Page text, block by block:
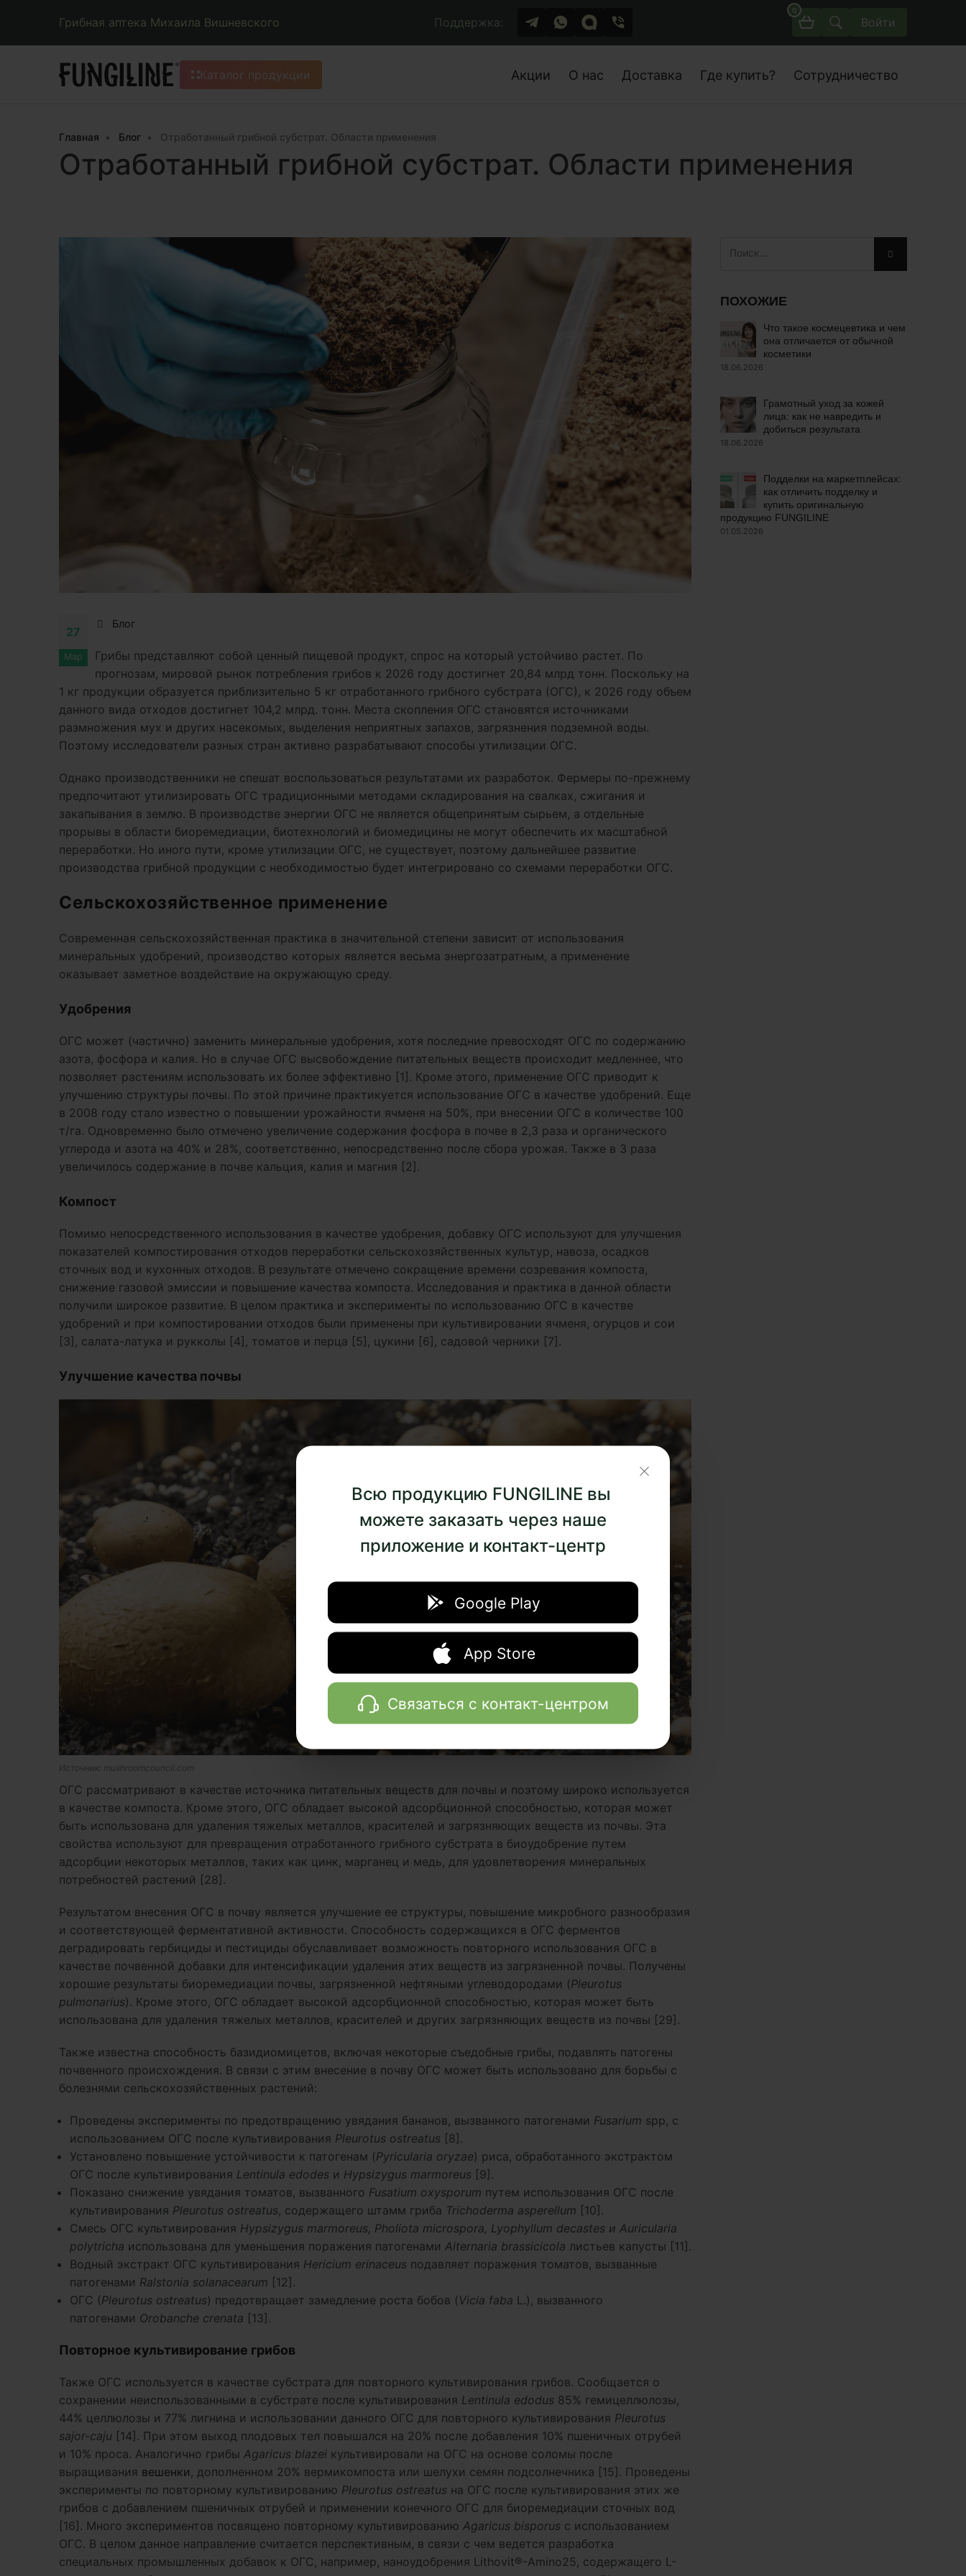
Всю продукцию FUNGILINE вы
можете заказать через наше
приложение и контакт-центр
Google Play
App Store
Связаться с контакт-центром
Грибная аптека Михаила Вишневского Поддержка:
0
Войти
Каталог продукции Акции О нас Доставка Где купить? Сотрудничество
Главная Блог Отработанный грибной субстрат. Области применения
Отработанный грибной субстрат. Области применения
27
Мар
Блог
Грибы представляют собой ценный пищевой продукт, спрос на который устойчиво растет. По
прогнозам, мировой рынок потребления грибов к 2026 году достигнет 20,84 млрд тонн. Поскольку на
1 кг продукции образуется приблизительно 5 кг отработанного грибного субстрата (ОГС), к 2026 году объем
данного вида отходов достигнет 104,2 млрд. тонн. Места скопления ОГС становятся источниками
размножения мух и других насекомых, выделения неприятных запахов, загрязнения подземной воды.
Поэтому исследователи разных стран активно разрабатывают способы утилизации ОГС.
Однако производственники не спешат воспользоваться результатами их разработок. Фермеры по-прежнему
предпочитают утилизировать ОГС традиционными методами складирования на свалках, сжигания и
закапывания в землю. В производстве энергии ОГС не является общепринятым сырьем, а отдельные
прорывы в области биоремедиации, биотехнологий и биомедицины не могут обеспечить их масштабной
переработки. Но иного пути, кроме утилизации ОГС, не существует, поэтому дальнейшее развитие
производства грибной продукции с необходимостью будет интегрировано со схемами переработки ОГС.
Сельскохозяйственное применение
Современная сельскохозяйственная практика в значительной степени зависит от использования
минеральных удобрений, производство которых является весьма энергозатратным, а применение
оказывает заметное воздействие на окружающую среду.
Удобрения
ОГС может (частично) заменить минеральные удобрения, хотя последние превосходят ОГС по содержанию
азота, фосфора и калия. Но в случае ОГС высвобождение питательных веществ происходит медленнее, что
позволяет растениям использовать их более эффективно [1]. Кроме этого, применение ОГС приводит к
улучшению структуры почвы. По этой причине практикуется использование ОГС в качестве удобрений. Еще
в 2008 году стало известно о повышении урожайности ячменя на 50%, при внесении ОГС в количестве 100
т/га. Одновременно было отмечено увеличение содержания фосфора в почве в 2,3 раза и органического
углерода и азота на 40% и 28%, соответственно, непосредственно после сбора урожая. Также в 3 раза
увеличилось содержание в почве кальция, калия и магния [2].
Компост
Помимо непосредственного использования в качестве удобрения, добавку ОГС используют для улучшения
показателей компостирования отходов переработки сельскохозяйственных культур, навоза, осадков
сточных вод и кухонных отходов. В результате отмечено сокращение времени созревания компоста,
снижение газовой эмиссии и повышение качества компоста. Исследования и практика в данной области
получили широкое развитие. В целом практика и эксперименты по использованию ОГС в качестве
удобрений и при компостировании отходов были применены при культивировании ячменя, огурцов и сои
[3], салата-латука и рукколы [4], томатов и перца [5], цукини [6], садовой черники [7].
Улучшение качества почвы
Источник: mushroomcouncil.com
ОГС рассматривают в качестве источника питательных веществ для почвы и поэтому широко используется
в качестве компоста. Кроме этого, ОГС обладает высокой адсорбционной способностью, которая может
быть использована для удаления тяжелых металлов, красителей и загрязняющих веществ из почвы. Эта
свойства используют для превращения отработанного грибного субстрата в биоудобрение путем
адсорбции некоторых металлов, таких как цинк, марганец и медь, для удовлетворения минеральных
потребностей растений [28].
Результатом внесения ОГС в почву является улучшение ее структуры, повышение микробного разнообразия
и соответствующей ферментативной активности. Способность содержащихся в ОГС ферментов
деградировать гербициды и пестициды обуславливает возможность повторного использования ОГС в
качестве почвенной добавки для интенсификации удаления этих веществ из загрязненной почвы. Получены
хорошие результаты биоремедиации почвы, загрязненной нефтяными углеводородами (Pleurotus
pulmonarius). Кроме этого, ОГС обладает высокой адсорбционной способностью, которая может быть
использована для удаления тяжелых металлов, красителей и других загрязняющих веществ из почвы [29].
Также известна способность базидиомицетов, включая некоторые съедобные грибы, подавлять патогены
почвенного происхождения. В связи с этим внесение в почву ОГС может быть использовано для борьбы с
болезнями сельскохозяйственных растений:
Проведены эксперименты по предотвращению увядания бананов, вызванного патогенами Fusarium spp, с
использованием ОГС после культивирования Pleurotus ostreatus [8].
Установлено повышение устойчивости к патогенам (Pyricularia oryzae) риса, обработанного экстрактом
ОГС после культивирования Lentinula edodes и Hypsizygus marmoreus [9].
Показано снижение увядания томатов, вызванного Fusatium oxysporum путем использования ОГС после
культивирования Pleurotus ostreatus, содержащего штамм гриба Trichoderma asperellum [10].
Смесь ОГС культивирования Hypsizygus marmoreus, Pholiota microspora, Lyophyllum decastes и Auricularia
polytricha использована для уменьшения поражения патогенами Alternaria brassicicola листьев капусты [11].
Водный экстракт ОГС культивирования Hericium erinaceus подавляет поражения томатов, вызванные
патогенами Ralstonia solanacearum [12].
ОГС (Pleurotus ostreatus) предотвращает замедление роста бобов (Vicia faba L.), вызванного
патогенами Orobanche crenata [13].
Повторное культивирование грибов
Также ОГС используется в качестве субстрата для повторного культивирования грибов. Сообщается о
сохранении неиспользованными в субстрате после культивирования Lentinula edodus 85% гемицеллюлозы,
44% целлюлозы и 77% лигнина и использовании данного ОГС для повторного культивирования Pleurotus
sajor-caju [14]. При этом выход плодовых тел повышался на 20% после добавления 10% пшеничных отрубей
и 10% проса. Аналогично грибы Agaricus blazei культивировали на ОГС на основе соломы после
выращивания вешенки , дополненном 20% вермикомпоста или шелухи семян подсолнечника [15]. Проведены
эксперименты по повторному культивированию Pleurotus ostreatus на ОГС после культивирования этих же
грибов с добавлением пшеничных отрубей и применении конечного ОГС для биоремедиации сточных вод
[16]. Много экспериментов посвящено повторному культивированию Agaricus bisporus с использованием
ОГС. В целом данное направление считается перспективным, в связи с чем ведется разработка
специальных промышленных добавок к ОГС, например, наноудобрения Lithovit®-Amino25, содержащего L-
ПОХОЖИЕ
Что такое космецевтика и чем
она отличается от обычной
косметики
18.06.2026
Грамотный уход за кожей
лица: как не навредить и
добиться результата
18.06.2026
Подделки на маркетплейсах:
как отличить подделку и
купить оригинальную
продукцию FUNGILINE
01.05.2026